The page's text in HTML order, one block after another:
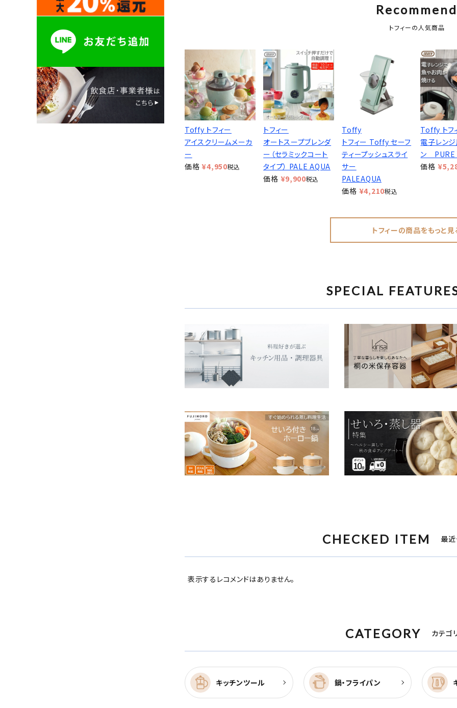
Recommend
トフィーの人気商品
Toffy トフィー
アイスクリームメーカ
ー
価格 ¥4,950税込
トフィー
オートスープブレンダ
ー（セラミックコート
タイプ） PALE AQUA
価格 ¥9,900税込
Toffy
トフィー Toffy セーフ
ティープッシュスライ
サー
PALEAQUA
価格 ¥4,210税込
Toffy トフ
電子レン
ン PURE
価格 ¥
トフィーの商品をもっと見
SPECIAL
CHECKED ITEM 最近
表示するレコメンドはありません。
CATEGORY カテゴ
キッチンツール 鍋・フライパン